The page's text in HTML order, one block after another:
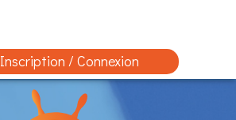
Inscription / Connexion